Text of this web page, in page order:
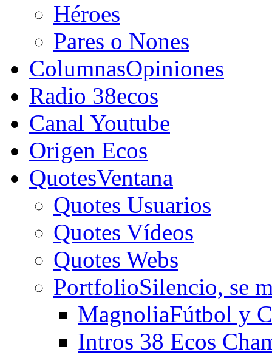
Héroes
Pares o Nones
ColumnasOpiniones
Radio 38ecos
Canal Youtube
Origen Ecos
QuotesVentana
Quotes Usuarios
Quotes Vídeos
Quotes Webs
PortfolioSilencio, se
MagnoliaFútbol y
Intros 38 Ecos